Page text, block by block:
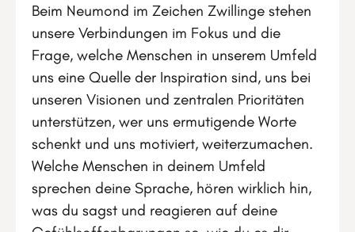
Beim Neumond im Zeichen Zwillinge stehen
unsere Verbindungen im Fokus und die
Frage, welche Menschen in unserem Umfeld
uns eine Quelle der Inspiration sind, uns bei
unseren Visionen und zentralen Prioritäten
unterstützen, wer uns ermutigende Worte
schenkt und uns motiviert, weiterzumachen.
Welche Menschen in deinem Umfeld
sprechen deine Sprache, hören wirklich hin,
was du sagst und reagieren auf deine